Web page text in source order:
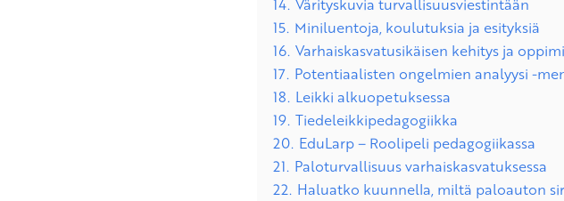
15. Miniluentoja, koulutuksia ja esityksiä
16. Varhaiskasvatusikäisen kehitys ja
17. Potentiaalisten ongelmien analyysi -
18. Leikki alkuopetuksessa
19. Tiedeleikkipedagogiikka
20. EduLarp – Roolipeli pedagogiikassa
21. Paloturvallisuus varhaiskasvatuksessa
22. Haluatko kuunnella, miltä paloauton